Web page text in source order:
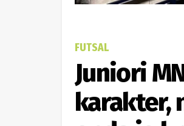
FUTSAL
Juniori
karakter,